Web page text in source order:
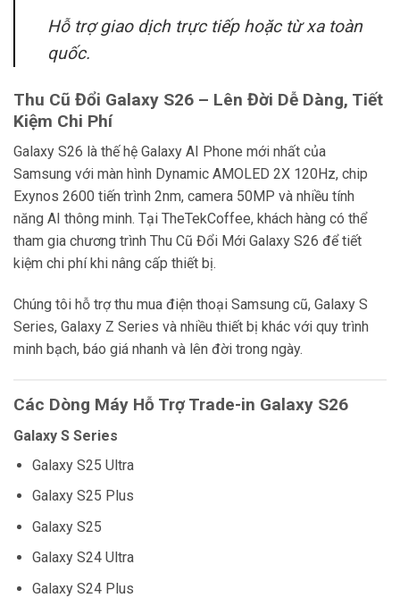
Hỗ trợ giao dịch trực tiếp hoặc từ xa toàn
quốc.
Thu Cũ Đổi Galaxy S26 – Lên Đời Dễ Dàng, Tiết
Kiệm Chi Phí
Galaxy S26 là thế hệ Galaxy AI Phone mới nhất của
Samsung với màn hình Dynamic AMOLED 2X 120Hz, chip
Exynos 2600 tiến trình 2nm, camera 50MP và nhiều tính
năng AI thông minh. Tại TheTekCoffee, khách hàng có thể
tham gia chương trình Thu Cũ Đổi Mới Galaxy S26 để tiết
kiệm chi phí khi nâng cấp thiết bị.
Chúng tôi hỗ trợ thu mua điện thoại Samsung cũ, Galaxy S
Series, Galaxy Z Series và nhiều thiết bị khác với quy trình
minh bạch, báo giá nhanh và lên đời trong ngày.
Các Dòng Máy Hỗ Trợ Trade-in Galaxy S26
Galaxy S Series
Galaxy S25 Ultra
Galaxy S25 Plus
Galaxy S25
Galaxy S24 Ultra
Galaxy S24 Plus